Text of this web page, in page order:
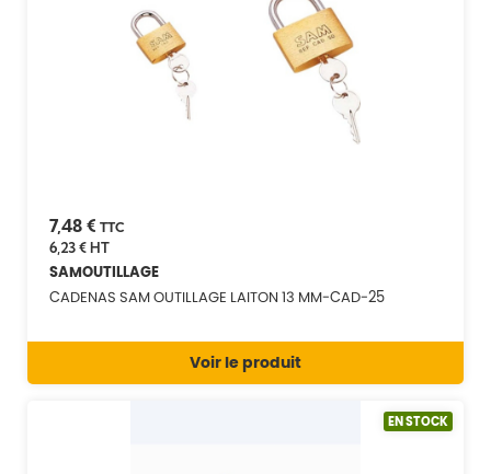
7,48 € TTC
6,23 €HT
SAMOUTILLAGE
CADENAS SAM OUTILLAGE LAITON 13 MM-CAD-25
Voir le produit
EN STOCK